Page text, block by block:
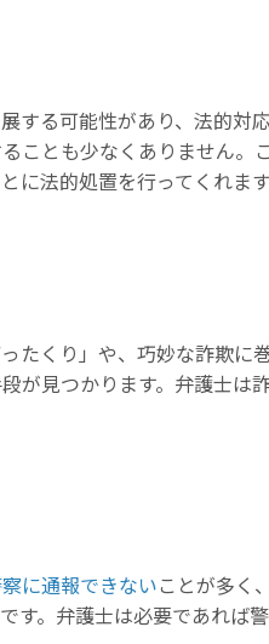
する可能性があり、法的対
ことも少なくありません。
法的処置を行ってくれます
たくり」や、巧妙な詐欺に
が見つかります。弁護士は
に通報できないことが多く
。弁護士は必要であれば警